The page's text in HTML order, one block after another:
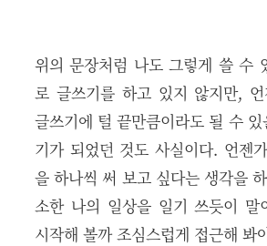
위의 문장처럼 나도 그렇게 쓸 수
로 글쓰기를 하고 있지 않지만, 언
글쓰기에 털 끝만큼이라도 될 수
기가 되었던 것도 사실이다. 언젠
을 하나씩 써 보고 싶다는 생각을
소한 나의 일상을 일기 쓰듯이 말
시작해 볼까 조심스럽게 접근해 봐